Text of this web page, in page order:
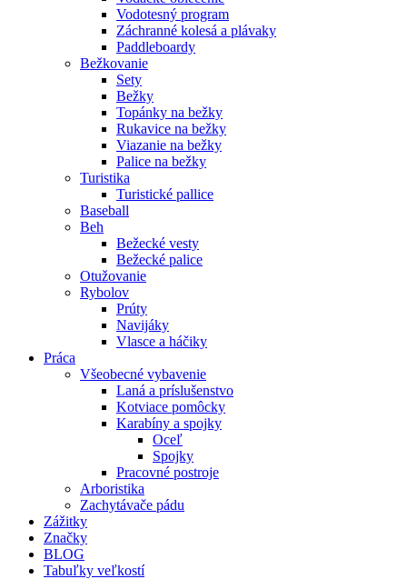
Vodotesný program
Záchranné kolesá a plávaky
Paddleboardy
Bežkovanie
Sety
Bežky
Topánky na bežky
Rukavice na bežky
Viazanie na bežky
Palice na bežky
Turistika
Turistické pallice
Baseball
Beh
Bežecké vesty
Bežecké palice
Otužovanie
Rybolov
Prúty
Navijáky
Vlasce a háčiky
Práca
Všeobecné vybavenie
Laná a príslušenstvo
Kotviace pomôcky
Karabíny a spojky
Oceľ
Spojky
Pracovné postroje
Arboristika
Zachytávače pádu
Zážitky
Značky
BLOG
Tabuľky veľkostí